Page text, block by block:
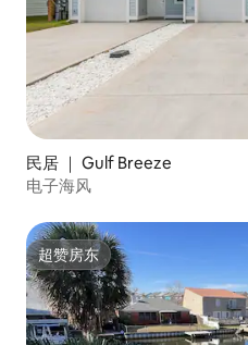
民居 ｜ Gulf Breeze
电子海风
超赞房东
超赞房东